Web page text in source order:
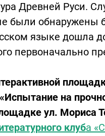
Древней Руси.
были обнаружены
языке дошла
первоначально
на
ул. Мориса
клуба